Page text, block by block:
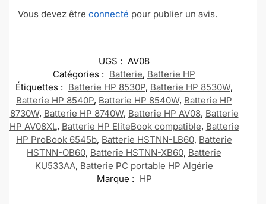
Vous devez être connecté pour publier un avis.
UGS : AV08
Catégories : Batterie, Batterie HP
Étiquettes : Batterie HP 8530P, Batterie HP 8530W,
Batterie HP 8540P, Batterie HP 8540W, Batterie HP
8730W, Batterie HP 8740W, Batterie HP AV08, Batterie
HP AV08XL, Batterie HP EliteBook compatible, Batterie
HP ProBook 6545b, Batterie HSTNN-LB60, Batterie
HSTNN-OB60, Batterie HSTNN-XB60, Batterie
KU533AA, Batterie PC portable HP Algérie
Marque : HP